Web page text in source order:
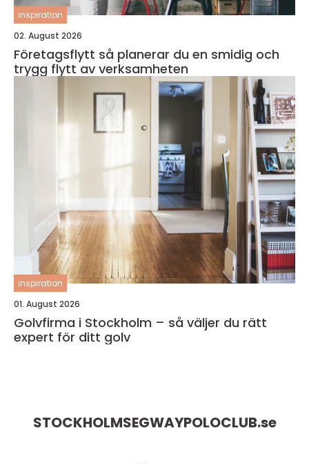
inspiration
02. August 2026
Företagsflytt så planerar du en smidig och
trygg flytt av verksamheten
inspiration
01. August 2026
Golvfirma i Stockholm – så väljer du rätt
expert för ditt golv
STOCKHOLMSEGWAYPOLOCLUB.se